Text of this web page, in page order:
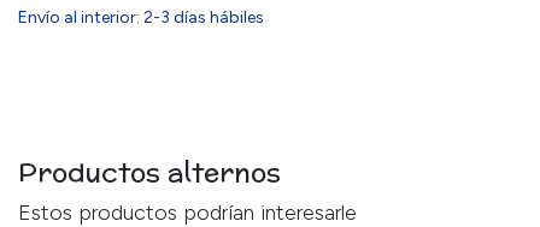
Envío al interior: 2-3 días hábiles
Productos alternos
Estos productos podrían interesarle